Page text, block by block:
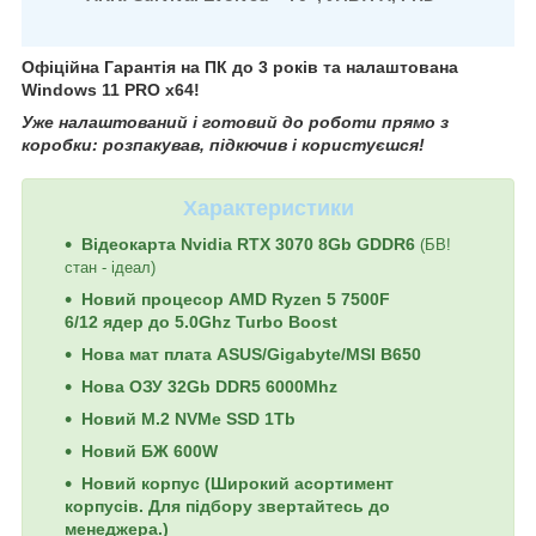
Офіційна Гарантія на ПК до 3 років та налаштована
Windows 11 PRO x64!
Уже налаштований і готовий до роботи прямо з
коробки: розпакував, підкючив і користуєшся!
Характеристики
Відеокарта Nvidia RTX 3070 8Gb GDDR6 (БВ!
стан - ідеал)
Новий процесор AMD Ryzen 5 7500F
6/12 ядер до 5.0Ghz Turbo Boost
Нова мат плата ASUS/Gigabyte/MSI B650
Нова ОЗУ 32Gb DDR5 6000Mhz
Новий M.2 NVMe SSD 1Tb
Новий БЖ 600W
Новий корпус (Широкий асортимент
корпусів. Для підбору звертайтесь до
менеджера.)